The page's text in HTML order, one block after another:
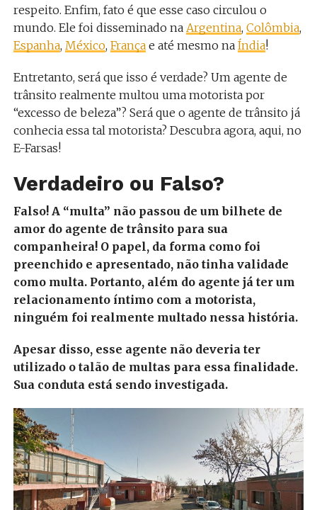
respeito. Enfim, fato é que esse caso circulou o
mundo. Ele foi disseminado na Argentina, Colômbia,
Espanha, México, Françae até mesmo na Índia!
Entretanto, será que isso é verdade? Um agente de
trânsito realmente multou uma motorista por
“excesso de beleza”? Será que o agente de trânsito já
conhecia essa tal motorista? Descubra agora, aqui, no
E-Farsas!
Verdadeiro ou Falso?
Falso! A “multa” não passou de um bilhete de
amor do agente de trânsito para sua
companheira! O papel, da forma como foi
preenchido e apresentado, não tinha validade
como multa. Portanto, além do agente já ter um
relacionamento íntimo com a motorista,
ninguém foi realmente multado nessa história.
Apesar disso, esse agente não deveria ter
utilizado o talão de multas para essa finalidade.
Sua conduta está sendo investigada.